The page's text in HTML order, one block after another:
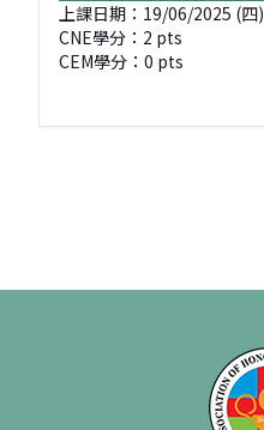
上課日期：19/06/2025 (四)
CNE學分：2 pts
CEM學分：0 pts